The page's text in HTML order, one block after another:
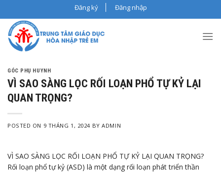
to
content
Đăng ký Đăng nhập
GÓC PHỤ HUYNH
VÌ SAO SÀNG LỌC RỐI LOẠN PHỔ TỰ KỶ LẠI
QUAN TRỌNG?
POSTED ON 9 THÁNG 1, 2024 BYADMIN
VÌ SAO SÀNG LỌC RỐI LOẠN PHỔ TỰ KỶ LẠI QUAN TRỌNG?
Rối loạn phổ tự kỷ (ASD) là một dạng rối loạn phát triển thần